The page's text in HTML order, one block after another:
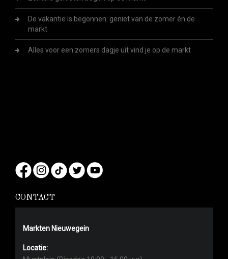
De vakantie is begonnen: geniet van de zomer én de
markt
Alles voor een zomers dagje uit vind je op de markt
CONTACT
Markten Nieuwegein
Locatie: